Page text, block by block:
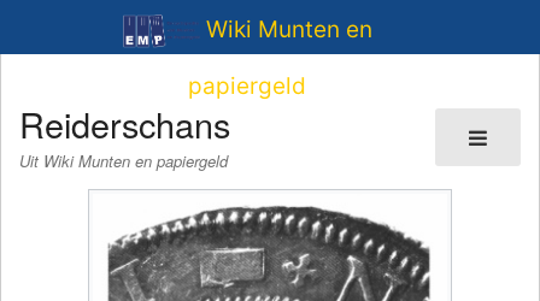
Wiki Munten en
papiergeld
Reiderschans
Uit Wiki Munten en papiergeld